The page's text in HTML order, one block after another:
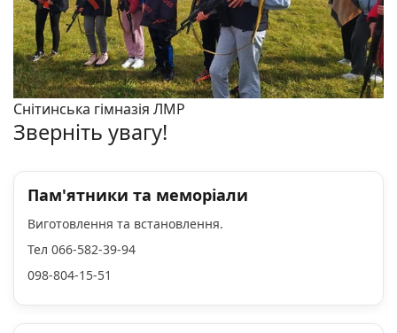
Снітинська гімназія ЛМР
Зверніть увагу!
Пам'ятники та меморіали
Виготовлення та встановлення.
Тел 066-582-39-94
098-804-15-51